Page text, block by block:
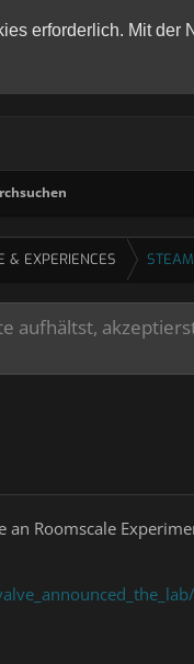
erforderlich. Mit der
& EXPERIENCES
aufhältst,
an Roomscale